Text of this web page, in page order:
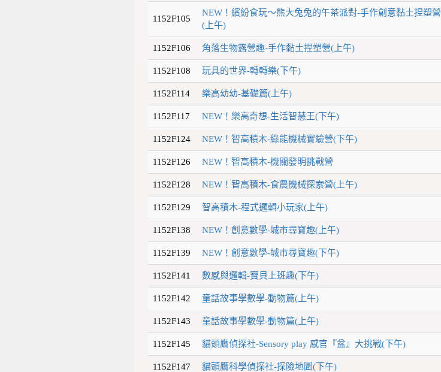
1152F105
NEW！繽紛食玩～熊大兔兔的午茶派對-手作創意黏土捏塑營
(上午)
1152F106 角落生物露營趣-手作黏土捏塑營(上午)
1152F108 玩具的世界-轉轉樂(下午)
1152F114 樂高幼幼-基礎篇(上午)
1152F117 NEW！樂高奇想-生活智慧王(下午)
1152F124 NEW！智高積木-綠能機械實驗營(下午)
1152F126 NEW！智高積木-機關發明挑戰營
1152F128 NEW！智高積木-食農機械探索營(上午)
1152F129 智高積木-程式邏輯小玩家(上午)
1152F138 NEW！創意數學-城市尋寶趣(上午)
1152F139 NEW！創意數學-城市尋寶趣(下午)
1152F141 數感與邏輯-寶貝上班趣(下午)
1152F142 童話故事學數學-動物篇(上午)
1152F143 童話故事學數學-動物篇(上午)
1152F145 貓頭鷹偵探社-Sensory play 感官『盆』大挑戰(下午)
1152F147 貓頭鷹科學偵探社-探險地圖(下午)